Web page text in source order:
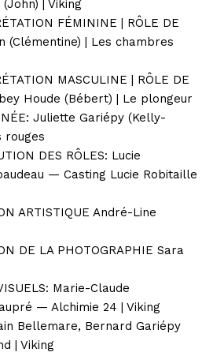
| Viking
FÉMININE | RÔLE DE
(Clémentine) | Les chambres
MASCULINE | RÔLE DE
Houde (Bébert) | Le plongeur
Juliette Gariépy (Kelly-
rouges
DES RÔLES: Lucie
— Casting Lucie Robitaille
ARTISTIQUE André-Line
DE LA PHOTOGRAPHIE Sara
Marie-Claude
— Alchimie 24 | Viking
Bellemare, Bernard Gariépy
| Viking